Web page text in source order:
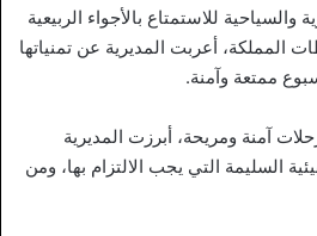
والسياحية للاستمتاع بالأجواء الربيعية
أعربت المديرية عن تمنياتها
ممتعة وآمنة.
آمنة ومريحة، أبرزت المديرية
السليمة التي يجب الالتزام بها، ومن